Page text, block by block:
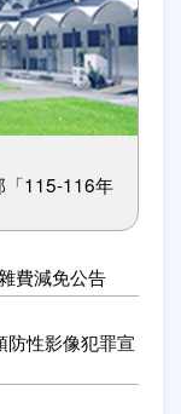
「115-116年
費減免公告
防性影像犯罪宣